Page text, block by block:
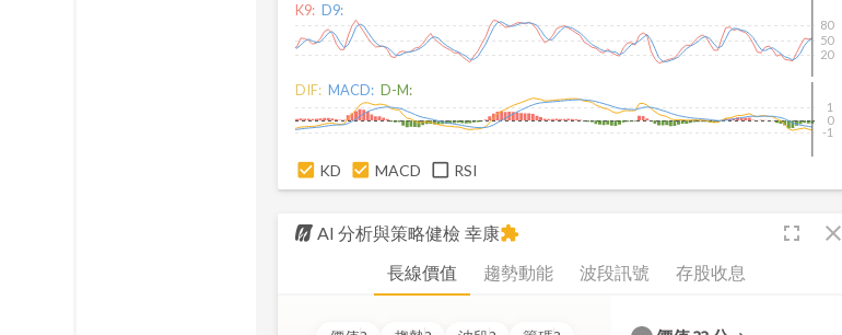
K9: D9:
20
50
80
DIF: MACD: D-M:
-1
0
1
KD MACD RSI
AI 分析與策略健檢 幸康 fullscreen close
extension
長線價值 趨勢動能 波段訊號 存股收息